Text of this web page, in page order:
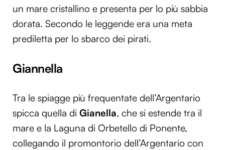
un mare cristallino e presenta per lo più sabbia
dorata. Secondo le leggende era una meta
prediletta per lo sbarco dei pirati.
Giannella
Tra le spiagge più frequentate dell’Argentario
spicca quella di Gianella, che si estende tra il
mare e la Laguna di Orbetello di Ponente,
collegando il promontorio dell’Argentario con